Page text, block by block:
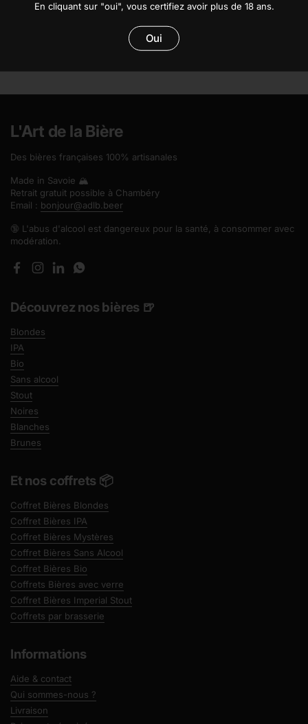
spontanées,imperial stouts denses, sans jamais perdre en
précision. Chaque création est pensée comme une œuvre à part
entière, brassée avec passion, exigence… et souvent un brin de
L'Art de la Bière
Des bières françaises 100% artisanales
Made in Savoie 🏔️
Retrait gratuit possible à Chambéry
Email : bonjour@adlb.beer
🔞 L'abus d'alcool est dangereux pour la santé, à consommer avec
modération.
FacebookInstagram
LinkedInWhatsApp
Découvrez nos bières 🍺
Blondes
IPA
Bio
Sans alcool
Stout
Noires
Blanches
Brunes
Et nos coffrets 📦
Coffret Bières Blondes
Coffret Bières IPA
Coffret Bières Mystères
Coffret Bières Sans Alcool
Coffret Bières Bio
Coffrets Bières avec verre
Coffret Bières Imperial Stout
Coffrets par brasserie
Informations
Aide & contact
Qui sommes-nous ?
Livraison
En cliquant sur "oui", vous certifiez avoir plus de 18 ans.
Oui